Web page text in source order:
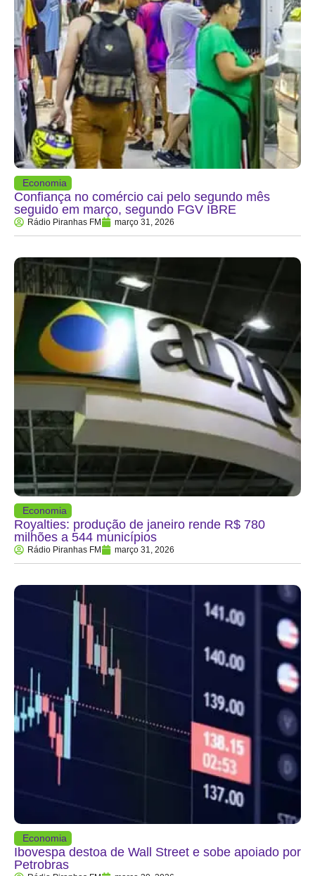
Economia
Confiança no comércio cai pelo segundo mês
seguido em março, segundo FGV IBRE
Rádio Piranhas FM março 31, 2026
Economia
Royalties: produção de janeiro rende R$ 780
milhões a 544 municípios
Rádio Piranhas FM março 31, 2026
Economia
Ibovespa destoa de Wall Street e sobe apoiado por
Petrobras